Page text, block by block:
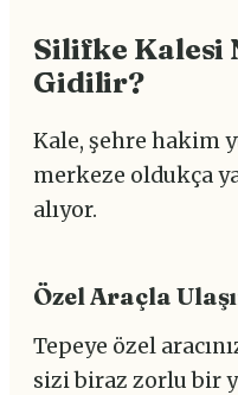
Silifke Kalesi
Gidilir?
Kale, şehre hakim
merkeze oldukça
alıyor.
Özel Araçla
Tepeye özel
sizi biraz zorlu bir